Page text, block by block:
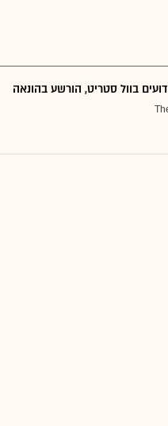
בוול סטריט, הורשע בהונאה